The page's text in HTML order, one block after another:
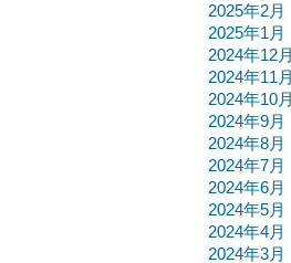
2025年2月
2025年1月
2024年12月
2024年11月
2024年10月
2024年9月
2024年8月
2024年7月
2024年6月
2024年5月
2024年4月
2024年3月